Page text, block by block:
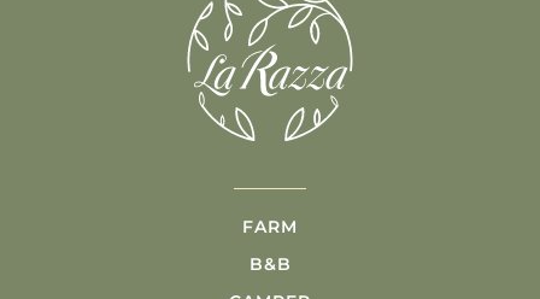
FARM
B&B